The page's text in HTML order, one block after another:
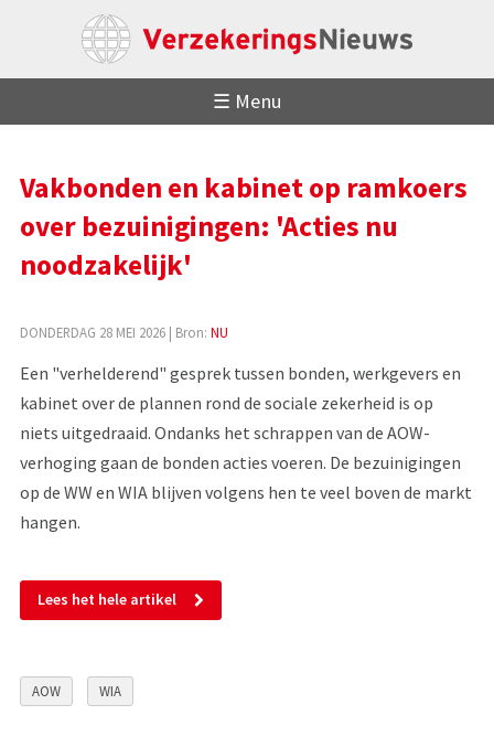
☰ Menu
Vakbonden en kabinet op ramkoers
over bezuinigingen: 'Acties nu
noodzakelijk'
DONDERDAG 28 MEI 2026| Bron: NU
Een "verhelderend" gesprek tussen bonden, werkgevers en
kabinet over de plannen rond de sociale zekerheid is op
niets uitgedraaid. Ondanks het schrappen van de AOW-
verhoging gaan de bonden acties voeren. De bezuinigingen
op de WW en WIA blijven volgens hen te veel boven de markt
hangen.
Lees het hele artikel
AOW WIA